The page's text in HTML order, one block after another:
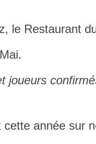
le Restaurant
joueurs
cette année sur